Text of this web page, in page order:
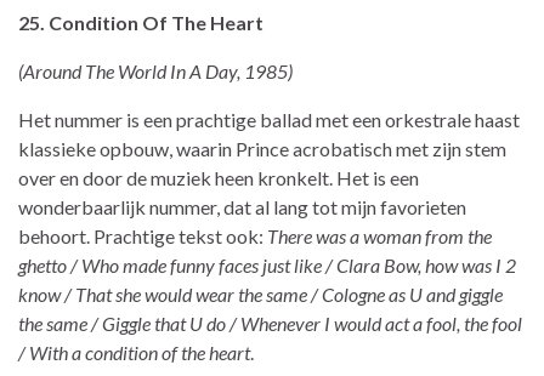
25. Condition Of The Heart
(Around The World In A Day, 1985)
Het nummer is een prachtige ballad met een orkestrale haast
klassieke opbouw, waarin Prince acrobatisch met zijn stem
over en door de muziek heen kronkelt. Het is een
wonderbaarlijk nummer, dat al lang tot mijn favorieten
behoort. Prachtige tekst ook: There was a woman from the
ghetto / Who made funny faces just like / Clara Bow, how was I 2
know / That she would wear the same / Cologne as U and giggle
the same / Giggle that U do / Whenever I would act a fool, the fool
/ With a condition of the heart.